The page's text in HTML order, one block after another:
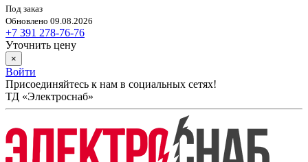
Под заказ
Обновлено 09.08.2026
+7 391 278-76-76
Уточнить цену
×
Войти
Присоединяйтесь к нам в социальных сетях!
ТД «Электроснаб»